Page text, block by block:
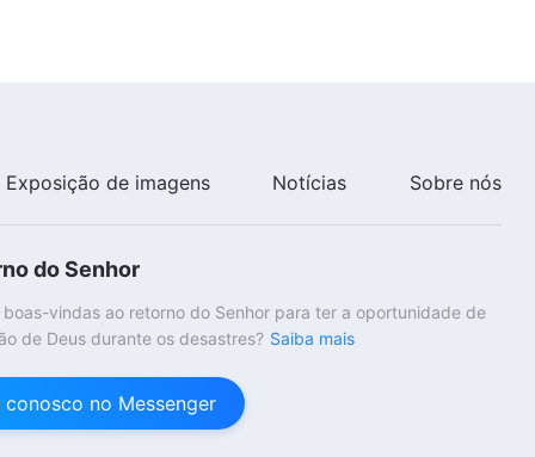
16:19
18:25
Palavra de Deus "Só pôr a
verdade em prática é possuir
realidade"
Exposição de imagens Notícias Sobre nós
do Senhor
vindas ao retorno do Senhor para ter a oportunidade de
de Deus durante os desastres? Saiba mais
no Messenger